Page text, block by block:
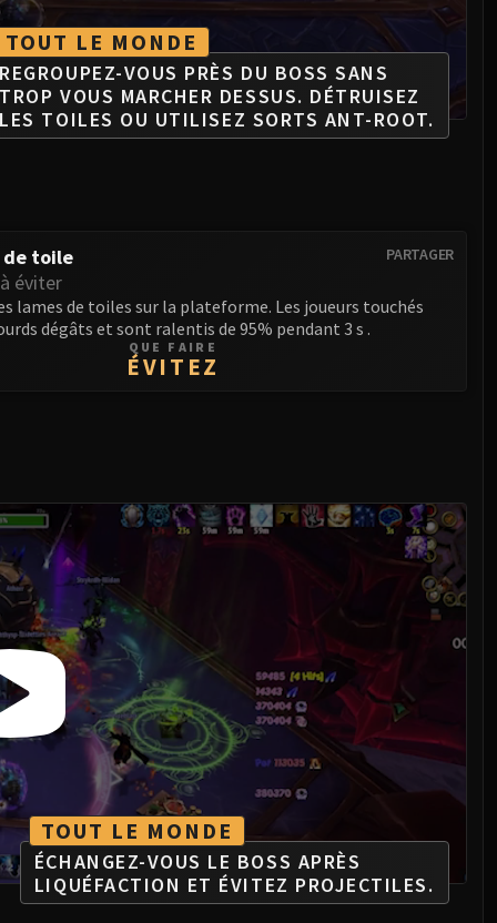
TOUT LE MONDE
REGROUPEZ-VOUS PRÈS DU BOSS SANS
TROP VOUS MARCHER DESSUS. DÉTRUISEZ
LES TOILES OU UTILISEZ SORTS ANT-ROOT.
PARTAGER
de toile
éviter
lames de toiles sur la plateforme. Les joueurs touchés
dégâts et sont ralentis de 95% pendant 3 s .
QUE FAIRE
ÉVITEZ
TOUT LE MONDE
ÉCHANGEZ-VOUS LE BOSS APRÈS
LIQUÉFACTION ET ÉVITEZ PROJECTILES.